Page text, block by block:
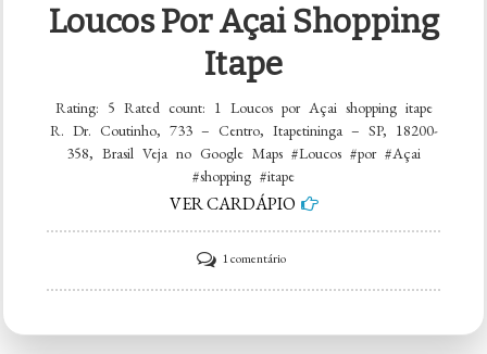
Loucos Por Açai Shopping
Itape
Rating: 5 Rated count: 1 Loucos por Açai shopping itape
R. Dr. Coutinho, 733 – Centro, Itapetininga – SP, 18200-
358, Brasil Veja no Google Maps #Loucos #por #Açai
#shopping #itape
VER CARDÁPIO
1 comentárioem
Loucos